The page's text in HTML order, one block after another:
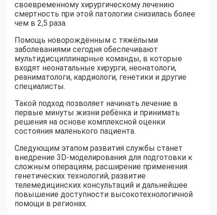
своевременному хирургическому лечению
смертность при этой патологии снизилась более
чем в 2,5 раза.
Помощь новорождённым с тяжёлыми
заболеваниями сегодня обеспечивают
мультидисциплинарные команды, в которые
входят неонатальные хирурги, неонатологи,
реаниматологи, кардиологи, генетики и другие
специалисты.
Такой подход позволяет начинать лечение в
первые минуты жизни ребёнка и принимать
решения на основе комплексной оценки
состояния маленького пациента.
Следующим этапом развития службы станет
внедрение 3D-моделирования для подготовки к
сложным операциям, расширение применения
генетических технологий, развитие
телемедицинских консультаций и дальнейшее
повышение доступности высокотехнологичной
помощи в регионах.